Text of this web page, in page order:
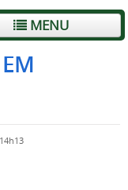
MENU